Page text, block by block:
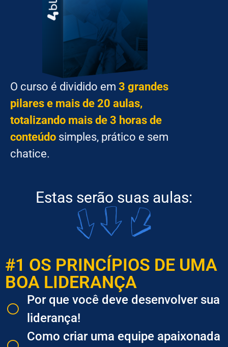
O curso é dividido em 3 grandes
pilares e mais de 20 aulas,
totalizando mais de 3 horas de
conteúdo simples, prático e sem
chatice.
Estas serão suas aulas:
#1 OS PRINCÍPIOS DE UMA
BOA LIDERANÇA
Por que você deve desenvolver sua
liderança!
Como criar uma equipe apaixonada